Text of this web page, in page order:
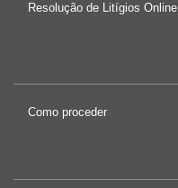
Resolução de Litígios Online
Como proceder